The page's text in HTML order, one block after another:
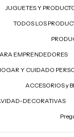
JUGUETES Y
TODOS LOS
EMPRENDEDORES
Y CUIDADO
ACCESORIOS y
DECORATIVAS